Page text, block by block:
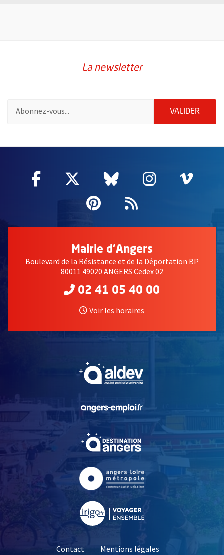
La newsletter
VALIDER
Facebook
, Ouvre une nouvelle fenêtre
Twitter
, Ouvre une nouvelle
Bluesky
, Ouvre une
Instagram
, Ouvre
,
Pinterest
, Ouvre une
Flux RSS
Mairie d'Angers
Boulevard de la Résistance et de la Déportation BP
80011 49020 ANGERS Cedex 02
02 41 05 40 00
Voir les horaires
, Ouvre une nouvelle
, Ouvre une nouvelle
Contact Mentions légales